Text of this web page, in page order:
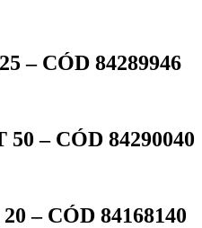
– CÓD 84289946
– CÓD 84290040
– CÓD 84168140